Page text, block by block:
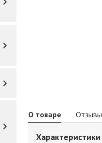
О товаре Отзывы
Характеристики